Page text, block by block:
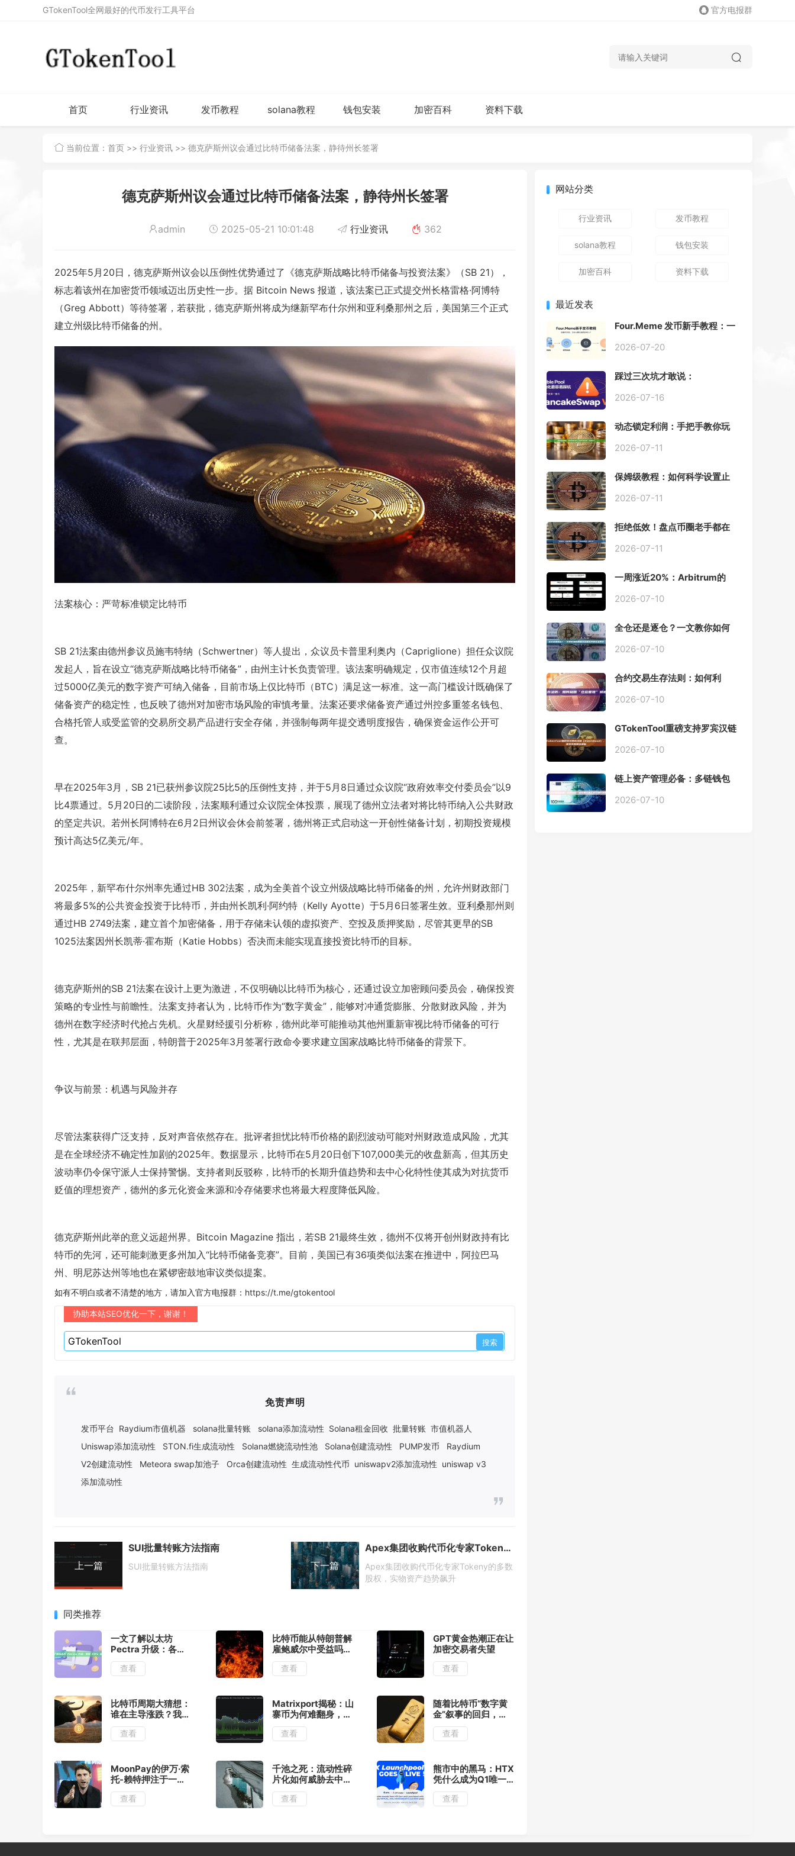
GTokenTool全网最好的代币发行工具平台 官方电报群
首页 行业资讯 发币教程 solana教程 钱包安装 加密百科 资料下载
当前位置： 首页 >> 行业资讯 >> 德克萨斯州议会通过比特币储备法案，静待州长签署
德克萨斯州议会通过比特币储备法案，静待州长签署
admin 2025-05-21 10:01:48 行业资讯 362
2025年5月20日，德克萨斯州议会以压倒性优势通过了《德克萨斯战略比特币储备与投资法案》（SB 21），
标志着该州在加密货币领域迈出历史性一步。据 Bitcoin News 报道，该法案已正式提交州长格雷格·阿博特
（Greg Abbott）等待签署，若获批，德克萨斯州将成为继新罕布什尔州和亚利桑那州之后，美国第三个正式
建立州级比特币储备的州。
法案核心：严苛标准锁定比特币
SB 21法案由德州参议员施韦特纳（Schwertner）等人提出，众议员卡普里利奥内（Capriglione）担任众议院
发起人，旨在设立“德克萨斯战略比特币储备”，由州主计长负责管理。该法案明确规定，仅市值连续12个月超
过5000亿美元的数字资产可纳入储备，目前市场上仅比特币（BTC）满足这一标准。这一高门槛设计既确保了
储备资产的稳定性，也反映了德州对加密市场风险的审慎考量。法案还要求储备资产通过州控多重签名钱包、
合格托管人或受监管的交易所交易产品进行安全存储，并强制每两年提交透明度报告，确保资金运作公开可
查。
早在2025年3月，SB 21已获州参议院25比5的压倒性支持，并于5月8日通过众议院“政府效率交付委员会”以9
比4票通过。5月20日的二读阶段，法案顺利通过众议院全体投票，展现了德州立法者对将比特币纳入公共财政
的坚定共识。若州长阿博特在6月2日州议会休会前签署，德州将正式启动这一开创性储备计划，初期投资规模
预计高达5亿美元/年。
2025年，新罕布什尔州率先通过HB 302法案，成为全美首个设立州级战略比特币储备的州，允许州财政部门
将最多5%的公共资金投资于比特币，并由州长凯利·阿约特（Kelly Ayotte）于5月6日签署生效。亚利桑那州则
通过HB 2749法案，建立首个加密储备，用于存储未认领的虚拟资产、空投及质押奖励，尽管其更早的SB
1025法案因州长凯蒂·霍布斯（Katie Hobbs）否决而未能实现直接投资比特币的目标。
德克萨斯州的SB 21法案在设计上更为激进，不仅明确以比特币为核心，还通过设立加密顾问委员会，确保投资
策略的专业性与前瞻性。法案支持者认为，比特币作为“数字黄金”，能够对冲通货膨胀、分散财政风险，并为
德州在数字经济时代抢占先机。火星财经援引分析称，德州此举可能推动其他州重新审视比特币储备的可行
性，尤其是在联邦层面，特朗普于2025年3月签署行政命令要求建立国家战略比特币储备的背景下。
争议与前景：机遇与风险并存
尽管法案获得广泛支持，反对声音依然存在。批评者担忧比特币价格的剧烈波动可能对州财政造成风险，尤其
是在全球经济不确定性加剧的2025年。数据显示，比特币在5月20日创下107,000美元的收盘新高，但其历史
波动率仍令保守派人士保持警惕。支持者则反驳称，比特币的长期升值趋势和去中心化特性使其成为对抗货币
贬值的理想资产，德州的多元化资金来源和冷存储要求也将最大程度降低风险。
德克萨斯州此举的意义远超州界。Bitcoin Magazine 指出，若SB 21最终生效，德州不仅将开创州财政持有比
特币的先河，还可能刺激更多州加入“比特币储备竞赛”。目前，美国已有36项类似法案在推进中，阿拉巴马
州、明尼苏达州等地也在紧锣密鼓地审议类似提案。
如有不明白或者不清楚的地方，请加入官方电报群： https://t.me/gtokentool
协助本站SEO优化一下，谢谢！
免责声明
发币平台 Raydium市值机器 solana批量转账 solana添加流动性 Solana租金回收 批量转账 市值机器人
Uniswap添加流动性
STON.fi生成流动性 Solana燃烧流动性池 Solana创建流动性 PUMP发币
Raydium
V2创建流动性
Meteora swap加池子 Orca创建流动性 生成流动性代币 uniswapv2添加流动性 uniswap v3
添加流动性
上一篇
SUI批量转账方法指南
SUI批量转账方法指南 下一篇
Apex集团收购代币化专家Tokeny的多数股权，实物资产趋势飙升
Apex集团收购代币化专家Tokeny的多数
股权，实物资产趋势飙升
同类推荐
一文了解以太坊
Pectra 升级：各项
EIPs 全解析
查看
比特币能从特朗普解
雇鲍威尔中受益吗？
土耳其里拉危机或许
能提供线索
查看
GPT黄金热潮正在让
加密交易者失望
查看
比特币周期大猜想：
谁在主导涨跌？我们
正站在历史的哪个关
口？
查看
Matrixport揭秘：山
寨币为何难翻身，比
特币如何笑傲江湖
查看
随着比特币“数字黄
金”叙事的回归，
BNB、SOL、XRP大
幅上涨
查看
MoonPay的伊万·索
托-赖特押注于一个
非托管、以API为先
的加密货币未来
查看
千池之死：流动性碎
片化如何威胁去中心
化金融
查看
熊市中的黑马：HTX
凭什么成为Q1唯一
增长的巨头？
查看
网站分类
行业资讯 发币教程
solana教程 钱包安装
加密百科 资料下载
最近发表
Four.Meme 发币新手教程：一
动踩坑
2026-07-20
踩过三次坑才敢说：
Pool 最容易翻车的不是手续
2026-07-16
动态锁定利润：手把手教你玩
2026-07-11
保姆级教程：如何科学设置止
2026-07-11
拒绝低效！盘点币圈老手都在
具
2026-07-11
一周涨近20%：Arbitrum的
Chain一夜盘活
2026-07-10
全仓还是逐仓？一文教你如何
2026-07-10
合约交易生存法则：如何利
2026-07-10
GTokenTool重磅支持罗宾汉链
程全解析
2026-07-10
链上资产管理必备：多链钱包
2026-07-10